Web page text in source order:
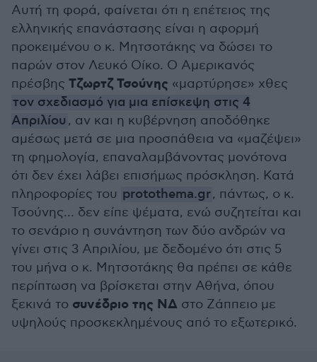
Αυτή τη φορά, φαίνεται ότι η επέτειος της
ελληνικής επανάστασης είναι η αφορμή
προκειμένου ο κ. Μητσοτάκης να δώσει το
παρών στον Λευκό Οίκο. Ο Αμερικανός
πρέσβης Τζωρτζ Τσούνης «μαρτύρησε» χθες
τον σχεδιασμό για μια επίσκεψη στις 4
Απριλίου , αν και η κυβέρνηση αποδόθηκε
αμέσως μετά σε μια προσπάθεια να «μαζέψει»
τη φημολογία, επαναλαμβάνοντας μονότονα
ότι δεν έχει λάβει επισήμως πρόσκληση. Κατά
πληροφορίες του protothema.gr, πάντως, ο κ.
Τσούνης… δεν είπε ψέματα, ενώ συζητείται και
το σενάριο η συνάντηση των δύο ανδρών να
γίνει στις 3 Απριλίου, με δεδομένο ότι στις 5
του μήνα ο κ. Μητσοτάκης θα πρέπει σε κάθε
περίπτωση να βρίσκεται στην Αθήνα, όπου
ξεκινά το συνέδριο της ΝΔ στο Ζάππειο με
υψηλούς προσκεκλημένους από το εξωτερικό.